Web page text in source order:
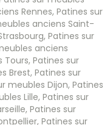
Rennes, Patines sur
anciens Saint-
, Patines sur
anciens
Tours, Patines sur
Brest, Patines sur
meubles Dijon, Patines
Lille, Patines sur
, Patines sur
, Patines sur